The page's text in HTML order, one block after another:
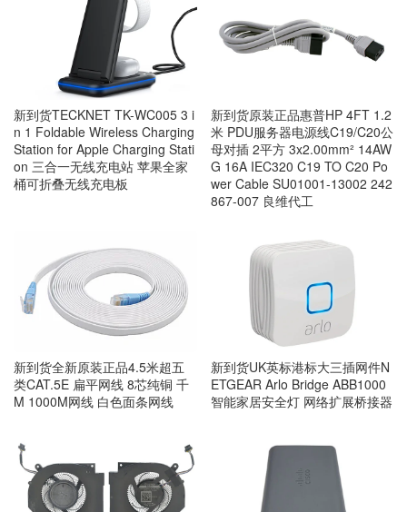
新到货TECKNET TK-WC005 3 i
n 1 Foldable Wireless Charging
Station for Apple Charging Stati
on 三合一无线充电站 苹果全家
桶可折叠无线充电板
新到货原装正品惠普HP 4FT 1.2
米 PDU服务器电源线C19/C20公
母对插 2平方 3x2.00mm² 14AW
G 16A IEC320 C19 TO C20 Po
wer Cable SU01001-13002 242
867-007 良维代工
新到货全新原装正品4.5米超五
类CAT.5E 扁平网线 8芯纯铜 千
M 1000M网线 白色面条网线
新到货UK英标港标大三插网件N
ETGEAR Arlo Bridge ABB1000
智能家居安全灯 网络扩展桥接器